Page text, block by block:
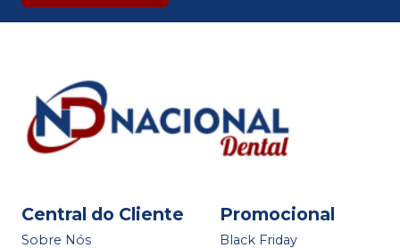
Central do Cliente
Sobre Nós
Promocional
Black Friday